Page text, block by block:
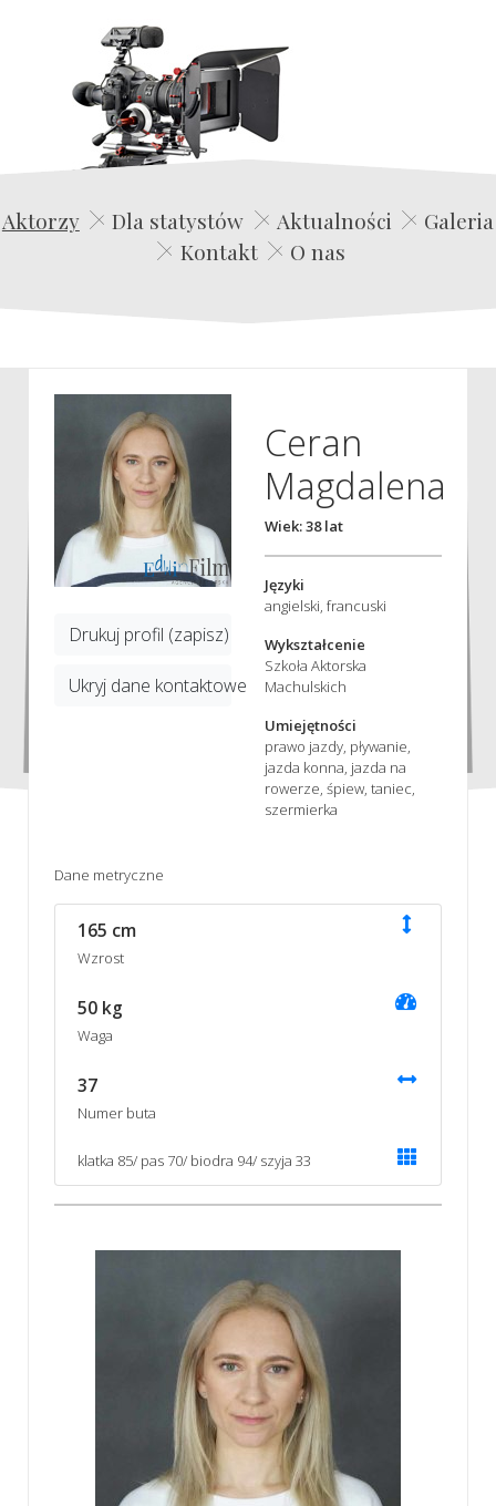
Edwin Film Agencja Aktorska
Aktorzy Dla statystów Aktualności
Galeria
Kontakt
O nas
Drukuj profil (zapisz)
Ukryj dane kontaktowe
Ceran
Magdalena
Wiek: 38 lat
Języki
angielski, francuski
Wykształcenie
Szkoła Aktorska
Machulskich
Umiejętności
prawo jazdy, pływanie,
jazda konna, jazda na
rowerze, śpiew, taniec,
szermierka
Dane metryczne
165 cm
Wzrost
50 kg
Waga
37
Numer buta
klatka 85/ pas 70/ biodra 94/ szyja 33